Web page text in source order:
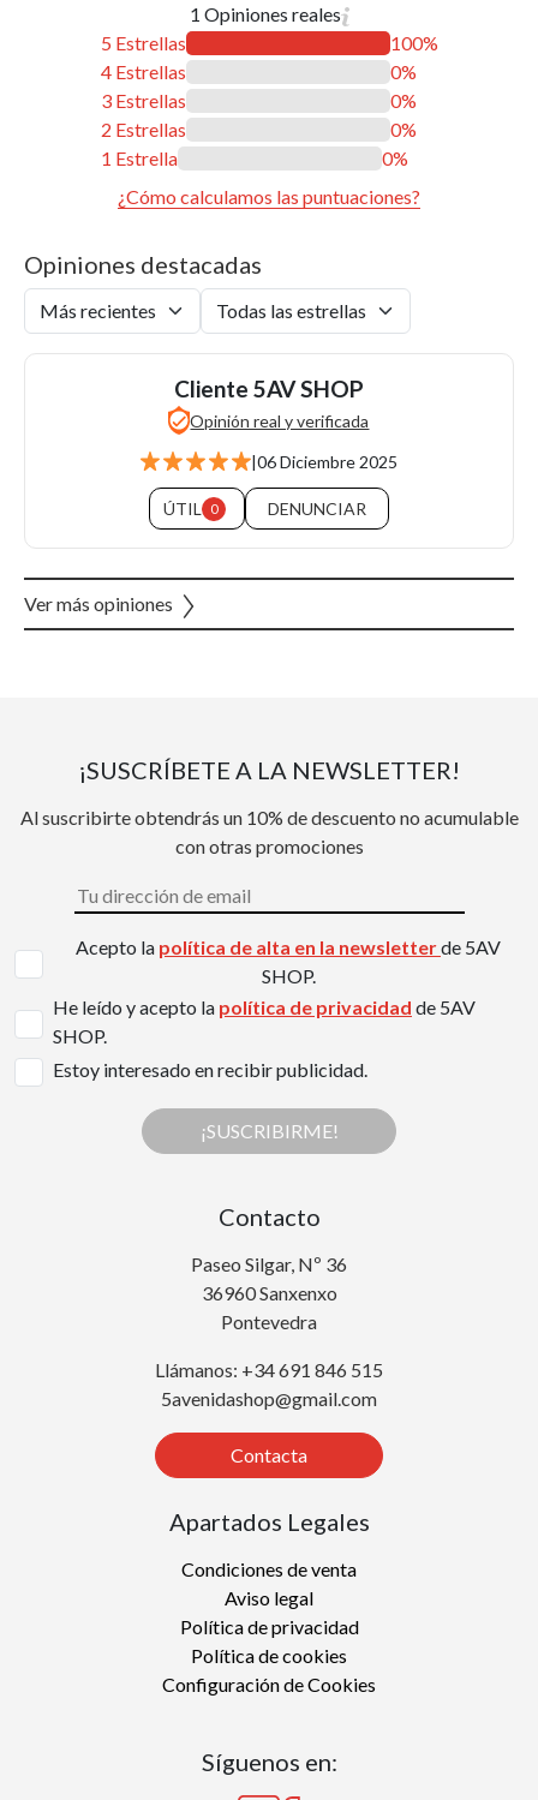
1 Opiniones reales
5 Estrellas
100%
4 Estrellas
0%
3 Estrellas
0%
2 Estrellas
0%
1 Estrella
0%
¿Cómo calculamos las puntuaciones?
Opiniones destacadas
Cliente 5AV SHOP
Opinión real y verificada
|06 Diciembre 2025
ÚTIL 0 DENUNCIAR
Ver más opiniones
¡SUSCRÍBETE A LA NEWSLETTER!
Al suscribirte obtendrás un 10% de descuento no acumulable
con otras promociones
Acepto la política de alta en la newsletterde 5AV
SHOP.
He leído y acepto la política de privacidad de 5AV
SHOP.
Estoy interesado en recibir publicidad.
¡SUSCRIBIRME!
Contacto
Paseo Silgar, Nº 36
36960 Sanxenxo
Pontevedra
Llámanos: +34 691 846 515
5avenidashop@gmail.com
Contacta
Apartados Legales
Condiciones de venta
Aviso legal
Política de privacidad
Política de cookies
Configuración de Cookies
Síguenos en: